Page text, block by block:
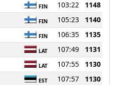
FIN 103:22
1148
FIN 105:23
1140
FIN 106:35
1135
LAT 107:49
1131
LAT 107:55
1130
EST 107:57
1130